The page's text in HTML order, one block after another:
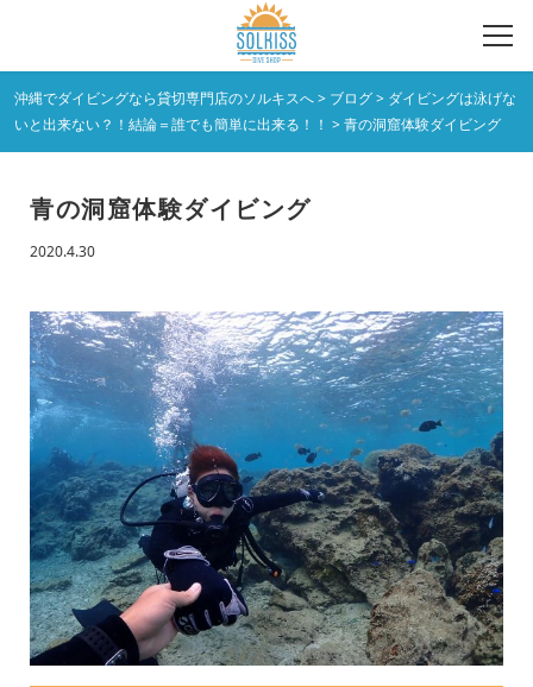
沖縄でダイビングなら貸切専門店のソルキスへ> ブログ> ダイビングは泳げな
いと出来ない？！結論＝誰でも簡単に出来る！！ >青の洞窟体験ダイビング
青の洞窟体験ダイビング
2020.4.30